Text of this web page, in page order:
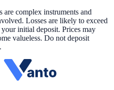
are complex instruments and
Losses are likely to exceed
initial deposit. Prices may
valueless. Do not deposit